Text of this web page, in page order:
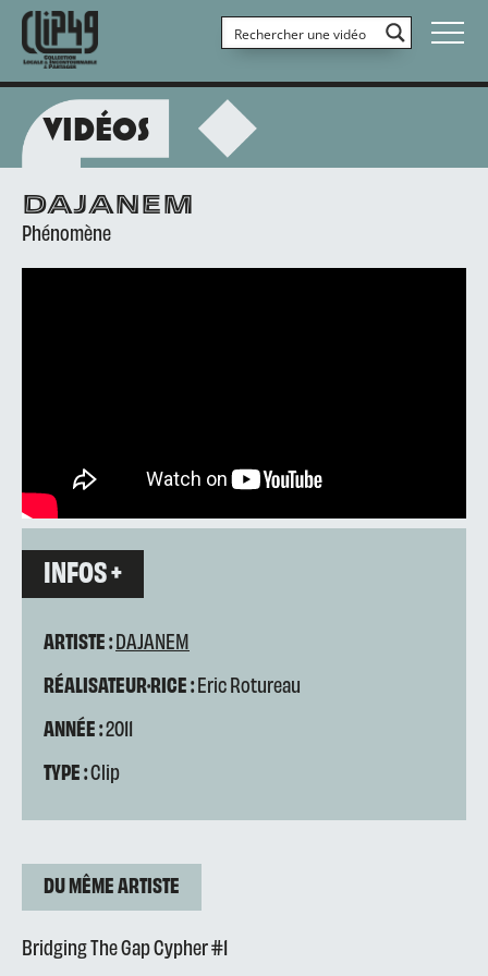
VIDÉOS
DAJANEM
Phénomène
INFOS +
ARTISTE :DAJANEM
RÉALISATEUR·RICE :Eric Rotureau
ANNÉE :2011
TYPE :Clip
DU MÊME ARTISTE
Bridging The Gap Cypher #1